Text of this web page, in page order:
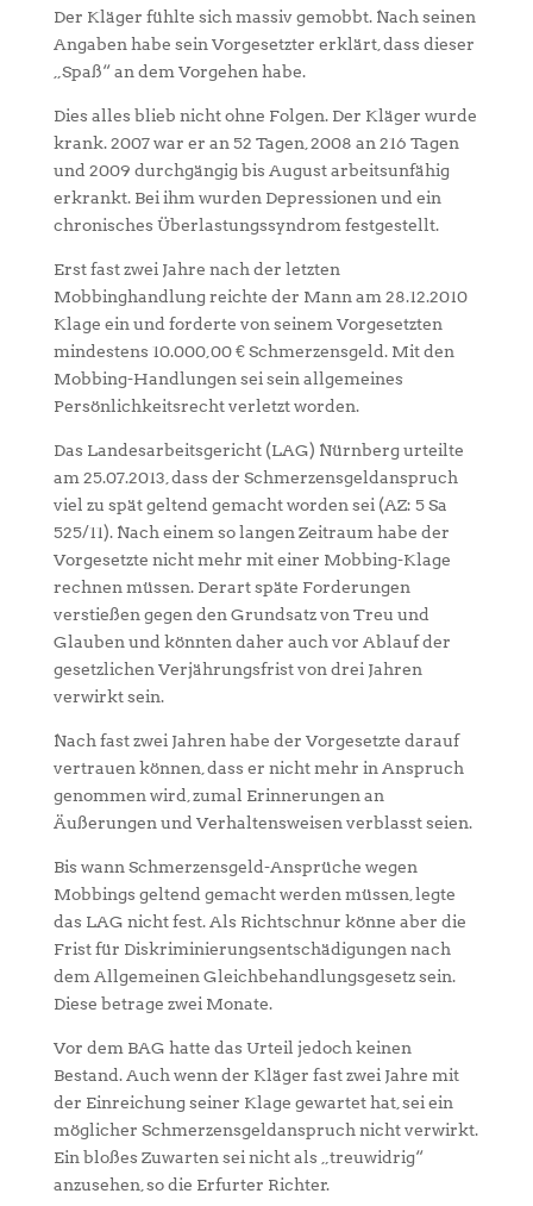
Der Kläger fühlte sich massiv gemobbt. Nach seinen
Angaben habe sein Vorgesetzter erklärt, dass dieser
„Spaß“ an dem Vorgehen habe.
Dies alles blieb nicht ohne Folgen. Der Kläger wurde
krank. 2007 war er an 52 Tagen, 2008 an 216 Tagen
und 2009 durchgängig bis August arbeitsunfähig
erkrankt. Bei ihm wurden Depressionen und ein
chronisches Überlastungssyndrom festgestellt.
Erst fast zwei Jahre nach der letzten
Mobbinghandlung reichte der Mann am 28.12.2010
Klage ein und forderte von seinem Vorgesetzten
mindestens 10.000,00 € Schmerzensgeld. Mit den
Mobbing-Handlungen sei sein allgemeines
Persönlichkeitsrecht verletzt worden.
Das Landesarbeitsgericht (LAG) Nürnberg urteilte
am 25.07.2013, dass der Schmerzensgeldanspruch
viel zu spät geltend gemacht worden sei (AZ: 5 Sa
525/11). Nach einem so langen Zeitraum habe der
Vorgesetzte nicht mehr mit einer Mobbing-Klage
rechnen müssen. Derart späte Forderungen
verstießen gegen den Grundsatz von Treu und
Glauben und könnten daher auch vor Ablauf der
gesetzlichen Verjährungsfrist von drei Jahren
verwirkt sein.
Nach fast zwei Jahren habe der Vorgesetzte darauf
vertrauen können, dass er nicht mehr in Anspruch
genommen wird, zumal Erinnerungen an
Äußerungen und Verhaltensweisen verblasst seien.
Bis wann Schmerzensgeld-Ansprüche wegen
Mobbings geltend gemacht werden müssen, legte
das LAG nicht fest. Als Richtschnur könne aber die
Frist für Diskriminierungsentschädigungen nach
dem Allgemeinen Gleichbehandlungsgesetz sein.
Diese betrage zwei Monate.
Vor dem BAG hatte das Urteil jedoch keinen
Bestand. Auch wenn der Kläger fast zwei Jahre mit
der Einreichung seiner Klage gewartet hat, sei ein
möglicher Schmerzensgeldanspruch nicht verwirkt.
Ein bloßes Zuwarten sei nicht als „treuwidrig“
anzusehen, so die Erfurter Richter.